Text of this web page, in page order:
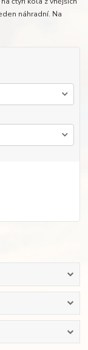
náhradní. Na